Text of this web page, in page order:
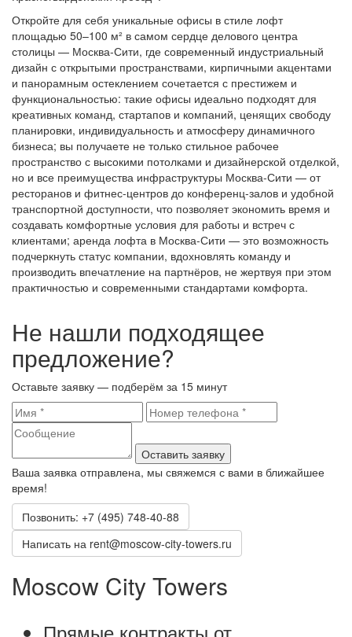
Откройте для себя уникальные офисы в стиле лофт
площадью 50–100 м² в самом сердце делового центра
столицы — Москва-Сити, где современный индустриальный
дизайн с открытыми пространствами, кирпичными акцентами
и панорамным остеклением сочетается с престижем и
функциональностью: такие офисы идеально подходят для
креативных команд, стартапов и компаний, ценящих свободу
планировки, индивидуальность и атмосферу динамичного
бизнеса; вы получаете не только стильное рабочее
пространство с высокими потолками и дизайнерской отделкой,
но и все преимущества инфраструктуры Москва-Сити — от
ресторанов и фитнес-центров до конференц-залов и удобной
транспортной доступности, что позволяет экономить время и
создавать комфортные условия для работы и встреч с
клиентами; аренда лофта в Москва-Сити — это возможность
подчеркнуть статус компании, вдохновлять команду и
производить впечатление на партнёров, не жертвуя при этом
практичностью и современными стандартами комфорта.
Не нашли подходящее
предложение?
Оставьте заявку — подберём за 15 минут
Оставить заявку
Ваша заявка отправлена, мы свяжемся с вами в ближайшее
время!
Позвонить: +7 (495) 748-40-88
Написать на rent@moscow-city-towers.ru
Moscow City Towers